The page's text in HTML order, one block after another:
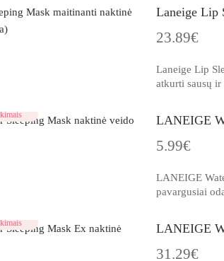
Laneige Lip
23.89€
Laneige Lip
atkurti sausų
LANEIGE
5.99€
LANEIGE
pavargusiai
LANEIGE
31.29€